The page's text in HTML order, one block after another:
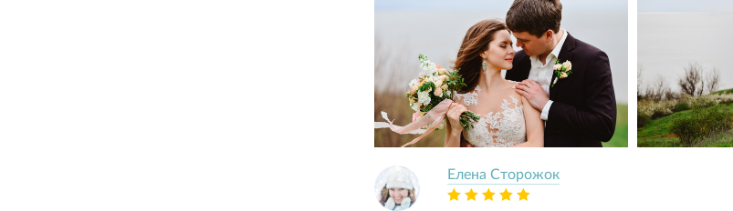
Елена Сторожок